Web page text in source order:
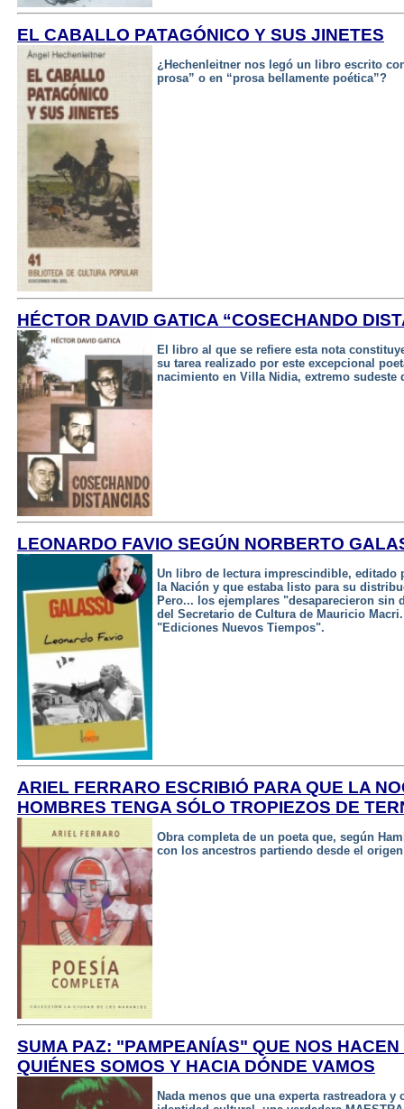
EL CABALLO PATAGÓNICO Y SUS JINETES
¿Hechenleitner nos legó un libro escrito
prosa” o en “prosa bellamente poética”?
HÉCTOR DAVID GATICA “COSECHANDO
El libro al que se refiere esta nota
su tarea realizado por este excepcional
nacimiento en Villa Nidia, extremo sudeste
LEONARDO FAVIO SEGÚN NORBERTO
Un libro de lectura imprescindible, editado
la Nación y que estaba listo para su
Pero... los ejemplares "desaparecieron sin
del Secretario de Cultura de Mauricio
"Ediciones Nuevos Tiempos".
ARIEL FERRARO ESCRIBIÓ PARA QUE LA
HOMBRES TENGA SÓLO TROPIEZOS DE
Obra completa de un poeta que, según
con los ancestros partiendo desde el
SUMA PAZ: "PAMPEANÍAS" QUE NOS HACEN
QUIÉNES SOMOS Y HACIA DÓNDE VAMOS
Nada menos que una experta rastreadora y